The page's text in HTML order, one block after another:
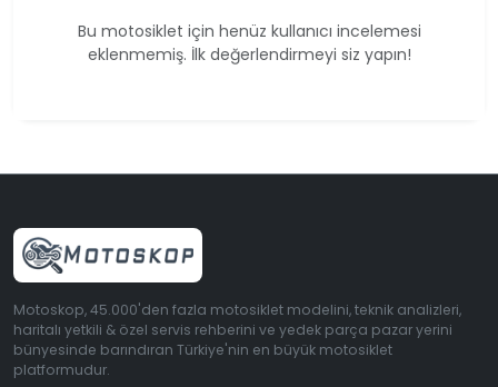
Bu motosiklet için henüz kullanıcı incelemesi
eklenmemiş. İlk değerlendirmeyi siz yapın!
Motoskop, 45.000'den fazla motosiklet modelini, teknik analizleri,
haritalı yetkili & özel servis rehberini ve yedek parça pazar yerini
bünyesinde barındıran Türkiye'nin en büyük motosiklet
platformudur.